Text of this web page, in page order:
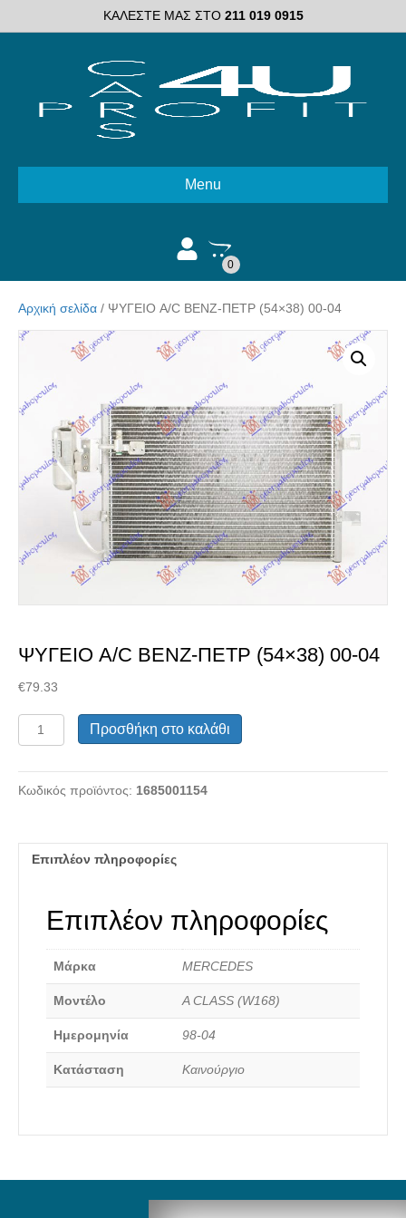
ΚΑΛΕΣΤΕ ΜΑΣ ΣΤΟ 211 019 0915
Menu
0
Αρχική σελίδα / ΨΥΓΕΙΟ A/C ΒΕΝΖ-ΠΕΤΡ (54×38) 00-04
ΨΥΓΕΙΟ A/C ΒΕΝΖ-ΠΕΤΡ (54×38) 00-04
€79.33
ΨΥΓΕΙΟ
A/C
ΠΕΤΡ
(54x38)
ποσότητα
Προσθήκη στο καλάθι
Κωδικός προϊόντος: 1685001154
Επιπλέον πληροφορίες
Επιπλέον πληροφορίες
Μάρκα MERCEDES
Μοντέλο A CLASS (W168)
Ημερομηνία 98-04
Κατάσταση Καινούργιο
Διαλέξτε κατάσταση
ανταλλακτικού
Μεταχειρισμένα Ανταλλακτικά
Καινούργια Ανταλλακτικά